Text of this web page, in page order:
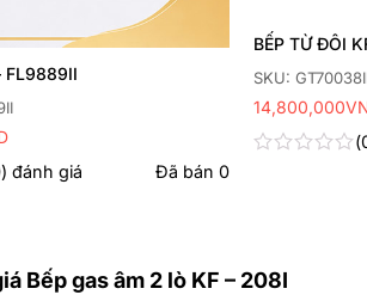
FL9889II
đánh giá Đã bán0
SKU:
BẾP TỪ ĐÔI
14,800,000
Bếp gas âm 2 lò KF – 208I